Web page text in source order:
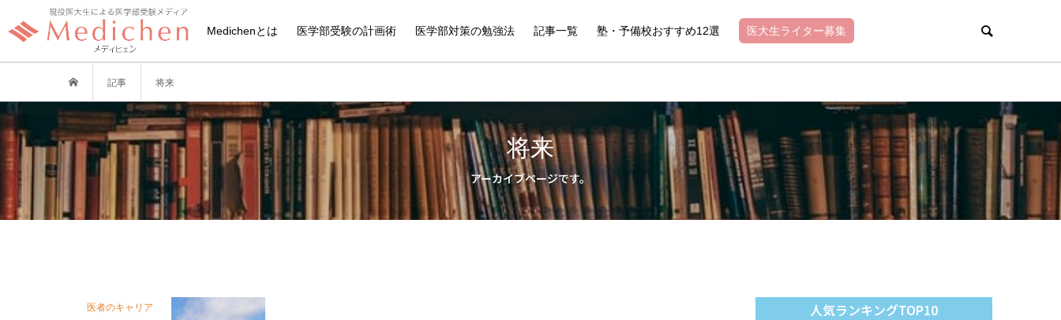
Medichenとは 医学部受験の計画術 医学部対策の勉強法 記事一覧 塾・予備校おすすめ12選 医大生ライター募集
記事 将来
将来
アーカイブページです。
医者のキャリア 人気ランキングTOP10